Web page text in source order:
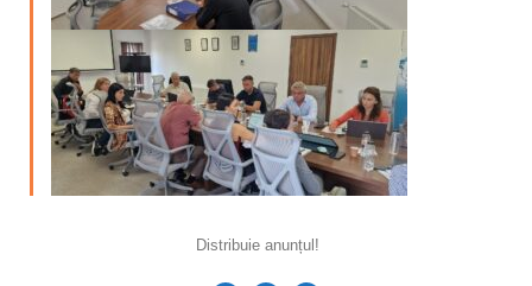
Distribuie anunțul!